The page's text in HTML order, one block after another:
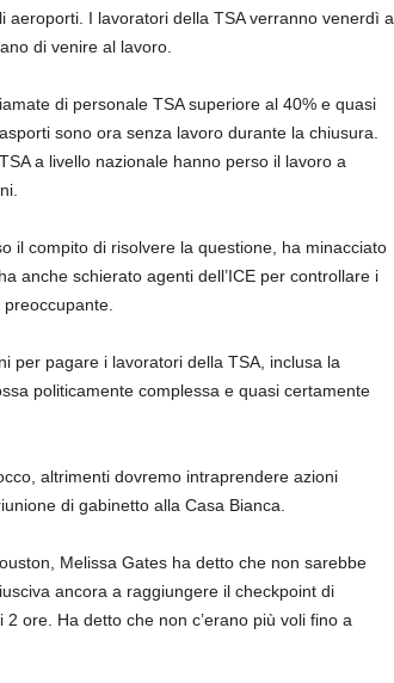
I lavoratori della TSA verranno venerdì a
di venire al lavoro.
di personale TSA superiore al 40% e quasi
sono ora senza lavoro durante la chiusura.
a livello nazionale hanno perso il lavoro a
il compito di risolvere la questione, ha minacciato
anche schierato agenti dell’ICE per controllare i
per pagare i lavoratori della TSA, inclusa la
politicamente complessa e quasi certamente
altrimenti dovremo intraprendere azioni
di gabinetto alla Casa Bianca.
Melissa Gates ha detto che non sarebbe
ancora a raggiungere il checkpoint di
ore. Ha detto che non c’erano più voli fino a